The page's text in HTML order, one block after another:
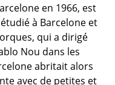
d’appoint
en 1966, est
à Barcelone et
qui a dirigé
Nou dans les
abritait alors
avec de petites et